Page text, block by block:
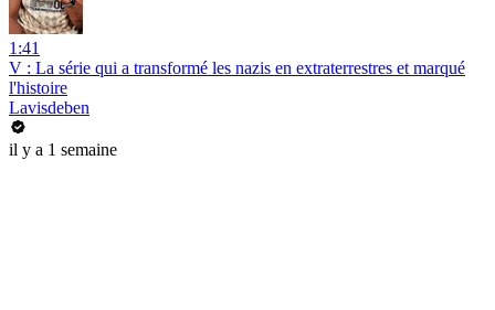
1:41
V : La série qui a transformé les nazis en extraterrestres et marqué
l'histoire
Lavisdeben
il y a 1 semaine